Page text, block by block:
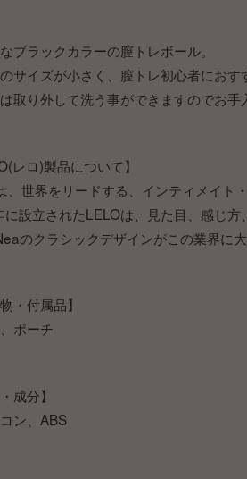
ブラックカラーの膣トレボール。
サイズが小さく、膣トレ初心者におす
取り外して洗う事ができますのでお手
レロ)製品について】
、世界をリードする、インティメイト
設立されたLELOは、見た目、感じ方
のクラシックデザインがこの業界に
・付属品】
ポーチ
成分】
ン、ABS